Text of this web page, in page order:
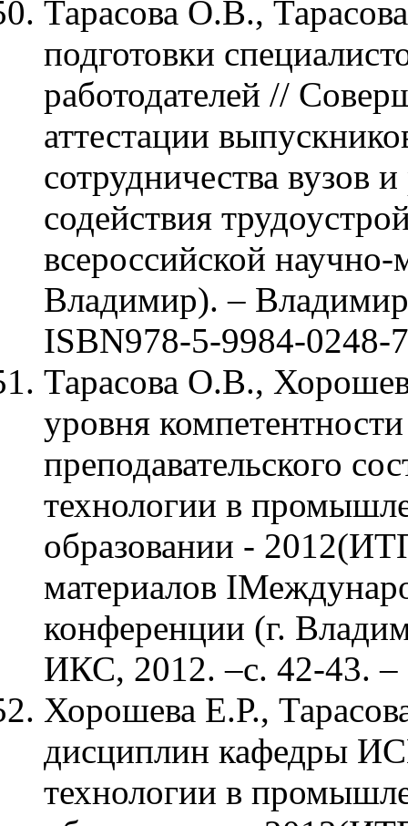
Тарасова О.В.,
подготовки
работодателей //
аттестации
сотрудничества вузов
содействия
всероссийской
Владимир). –
ISBN978-5-9984-0248-7
Тарасова О.В.,
уровня
преподавательского
технологии в
образовании -
материалов
конференции (г.
ИКС, 2012. –с. 42-43.
Хорошева Е.Р.,
дисциплин кафедры
технологии в